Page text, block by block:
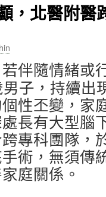
，北醫附醫
伴隨情緒或
子，持續出
性丕變，家
長有大型腦
專科團隊，
術，無須傳
庭關係。